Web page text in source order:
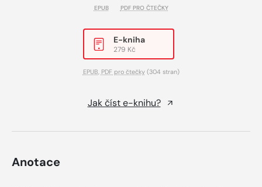
EPUB PDF PRO ČTEČKY
E-kniha
279 Kč
EPUB, PDF pro čtečky(304 stran)
Jak číst e-knihu?
Anotace